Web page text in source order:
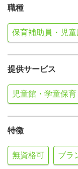
職種
保育補助員・児童
提供サービス
児童館・学童保育
特徴
無資格可 ブラ